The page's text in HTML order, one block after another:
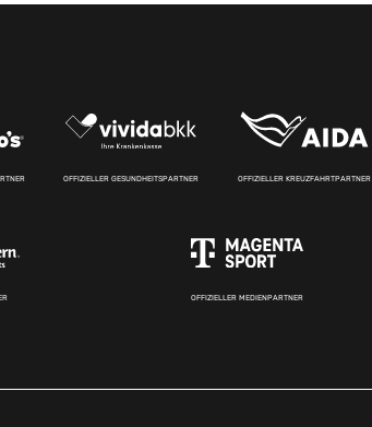
OFFIZIELLER GESUNDHEITSPARTNER OFFIZIELLER KREUZFAHRTPARTNER
OFFIZIELLER MEDIENPARTNER